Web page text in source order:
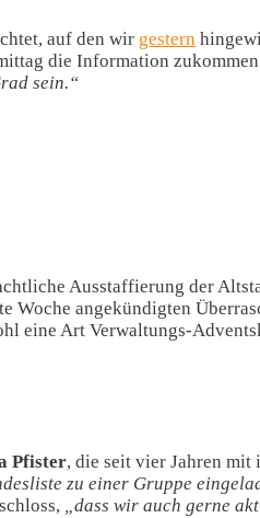
auf den wir gestern
die Information
sein.“
Ausstaffierung der
Woche angekündigten
eine Art Verwaltungs-
Pfister, die seit vier Jahren
zu einer Gruppe
„dass wir auch gerne